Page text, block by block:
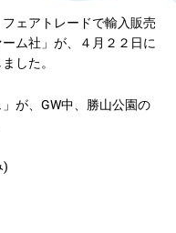
ェアトレードで輸入販売
ム社」が、４月２２日に
した。
が、GW中、勝山公園の
)